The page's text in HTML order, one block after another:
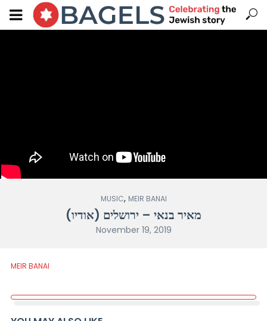
MUSIC, MEIR BANAI
מאיר בנאי – ירושלים (אודיו)
November 19, 2019
MEIR BANAI